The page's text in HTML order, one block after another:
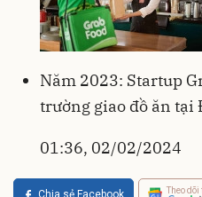
Năm 2023: Startup
trường giao đồ ăn tại
01:36, 02/02/2024
Theo dõi